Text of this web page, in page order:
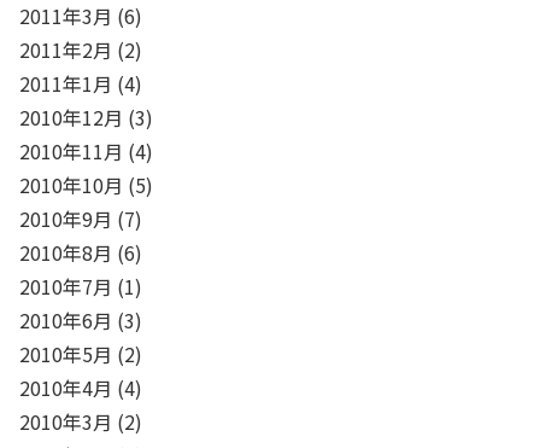
2011年3月 (6)
2011年2月 (2)
2011年1月 (4)
2010年12月 (3)
2010年11月 (4)
2010年10月 (5)
2010年9月 (7)
2010年8月 (6)
2010年7月 (1)
2010年6月 (3)
2010年5月 (2)
2010年4月 (4)
2010年3月 (2)